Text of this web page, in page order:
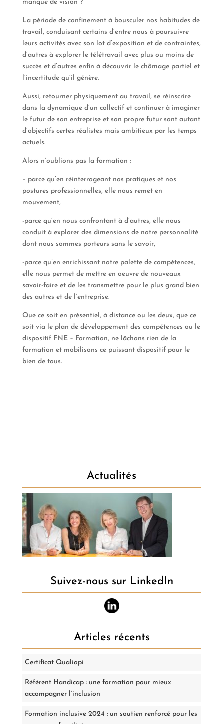
manque de vision ?
La période de confinement à bousculer nos habitudes de
travail, conduisant certains d’entre nous à poursuivre
leurs activités avec son lot d’exposition et de contraintes,
d’autres à explorer le télétravail avec plus ou moins de
succès et d’autres enfin à découvrir le chômage partiel et
l’incertitude qu’il génère.
Aussi, retourner physiquement au travail, se réinscrire
dans la dynamique d’un collectif et continuer à imaginer
le futur de son entreprise et son propre futur sont autant
d’objectifs certes réalistes mais ambitieux par les temps
actuels.
Alors n’oublions pas la formation :
– parce qu’en réinterrogeant nos pratiques et nos
postures professionnelles, elle nous remet en
mouvement,
-parce qu’en nous confrontant à d’autres, elle nous
conduit à explorer des dimensions de notre personnalité
dont nous sommes porteurs sans le savoir,
-parce qu’en enrichissant notre palette de compétences,
elle nous permet de mettre en oeuvre de nouveaux
savoir-faire et de les transmettre pour le plus grand bien
des autres et de l’entreprise.
Que ce soit en présentiel, à distance ou les deux, que ce
soit via le plan de développement des compétences ou le
dispositif FNE – Formation, ne lâchons rien de la
formation et mobilisons ce puissant dispositif pour le
bien de tous.
Actualités
Suivez-nous sur LinkedIn
Articles récents
Certificat Qualiopi
Référent Handicap : une formation pour mieux
accompagner l’inclusion
Formation inclusive 2024 : un soutien renforcé pour les